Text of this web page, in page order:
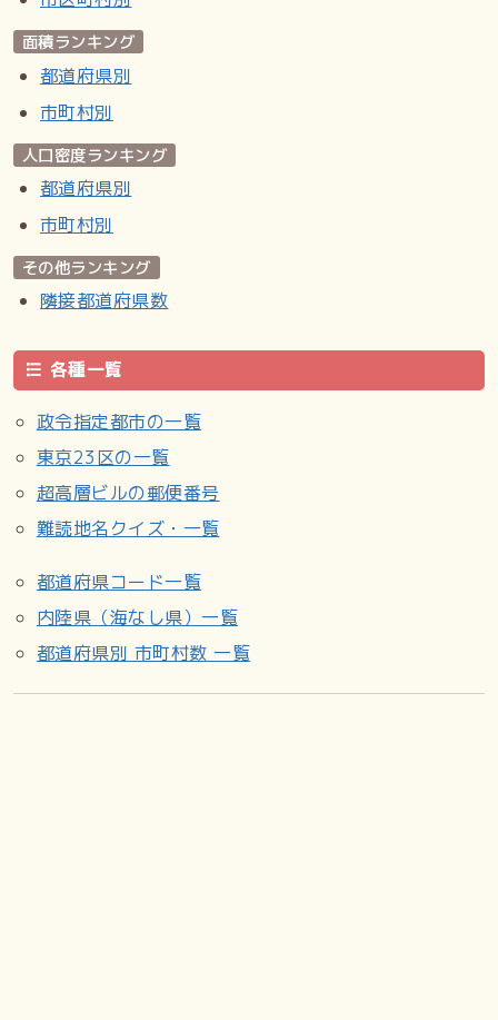
面積ランキング
都道府県別
市町村別
人口密度ランキング
都道府県別
市町村別
その他ランキング
隣接都道府県数
各種一覧
政令指定都市の一覧
東京23区の一覧
超高層ビルの郵便番号
難読地名クイズ・一覧
都道府県コード一覧
内陸県（海なし県）一覧
都道府県別 市町村数 一覧